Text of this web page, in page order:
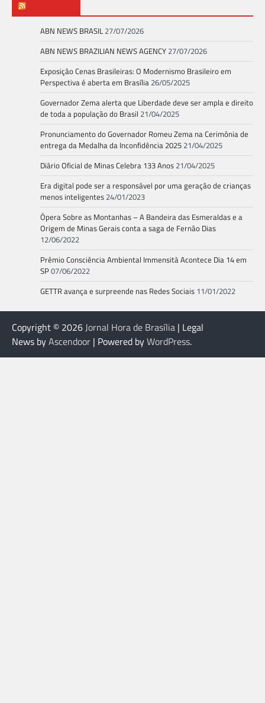
ABN NEWS BRASIL 27/07/2026
ABN NEWS BRAZILIAN NEWS AGENCY 27/07/2026
Exposição Cenas Brasileiras: O Modernismo Brasileiro em
Perspectiva é aberta em Brasília 26/05/2025
Governador Zema alerta que Liberdade deve ser ampla e direito
de toda a população do Brasil 21/04/2025
Pronunciamento do Governador Romeu Zema na Cerimônia de
entrega da Medalha da Inconfidência 2025 21/04/2025
Diário Oficial de Minas Celebra 133 Anos 21/04/2025
Era digital pode ser a responsável por uma geração de crianças
menos inteligentes 24/01/2023
Ópera Sobre as Montanhas – A Bandeira das Esmeraldas e a
Origem de Minas Gerais conta a saga de Fernão Dias
12/06/2022
Prêmio Consciência Ambiental Immensità Acontece Dia 14 em
SP07/06/2022
GETTR avança e surpreende nas Redes Sociais 11/01/2022
Copyright © 2026Jornal Hora de Brasília | Legal
News byAscendoor | Powered byWordPress.